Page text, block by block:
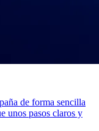
de forma sencilla
unos pasos claros y